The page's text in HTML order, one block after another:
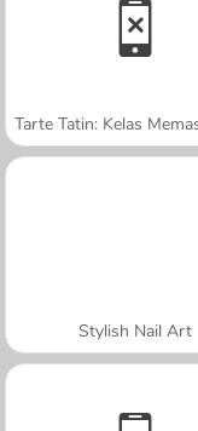
Stylish Nail Art